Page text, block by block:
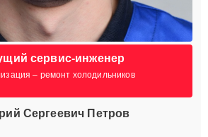
сервис-инженер
– ремонт холодильников
Сергеевич Петров